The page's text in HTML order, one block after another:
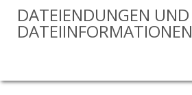
DATEIENDUNGEN UND
DATEIINFORMATIONEN